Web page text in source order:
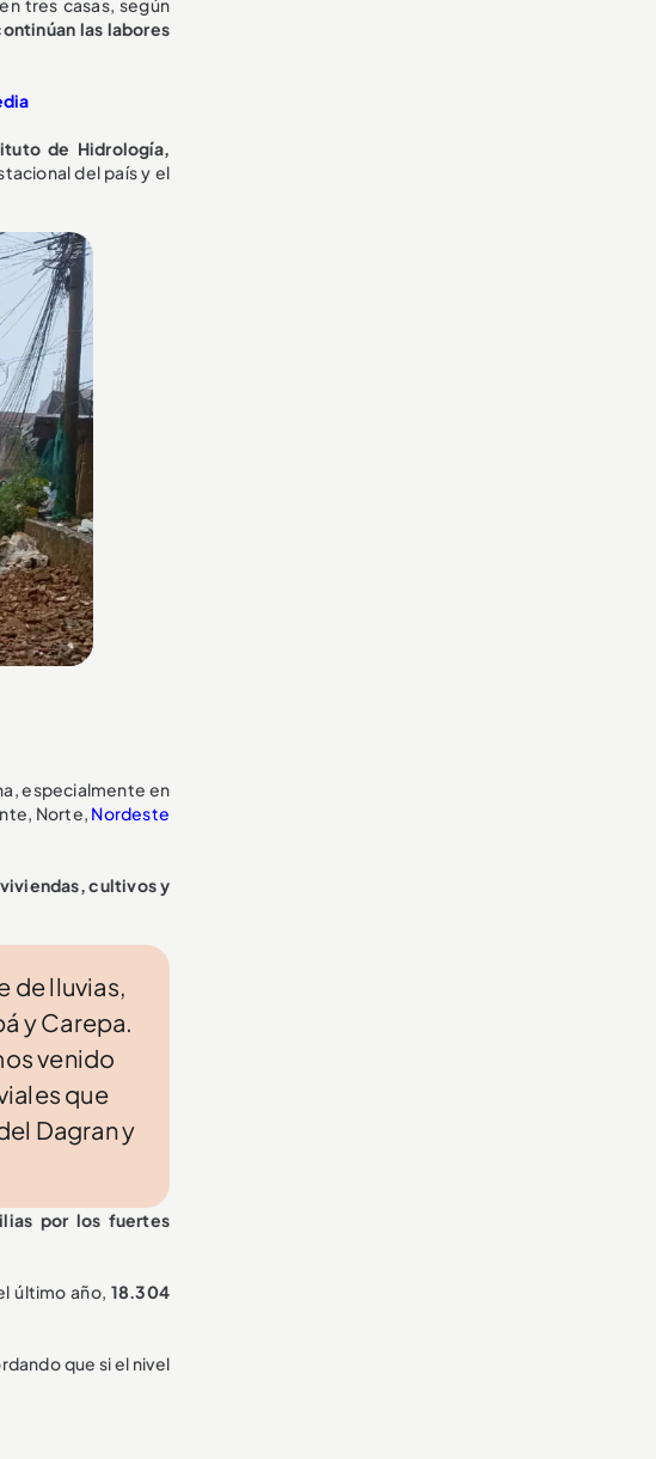
tres casas, según
las labores
de Hidrología,
del país y el
especialmente en
Norte, Nordeste
viviendas, cultivos y
de lluvias,
y Carepa.
venido
que
Dagran y
por los fuertes
último año, 18.304
que si el nivel